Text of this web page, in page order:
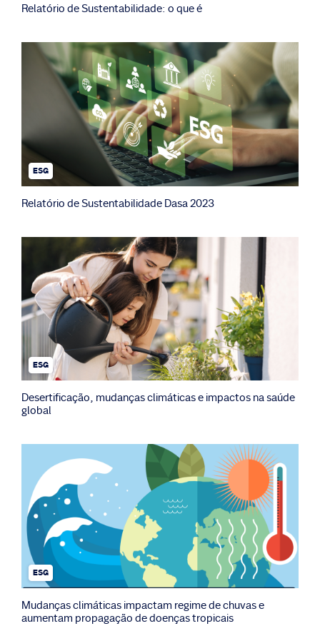
Relatório de Sustentabilidade: o que é
ESG
Relatório de Sustentabilidade Dasa 2023
ESG
Desertificação, mudanças climáticas e impactos na saúde
global
ESG
Mudanças climáticas impactam regime de chuvas e
aumentam propagação de doenças tropicais